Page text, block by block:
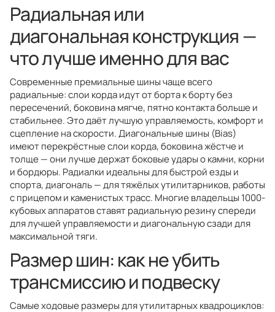
Радиальная или
диагональная конструкция —
что лучше именно для вас
Современные премиальные шины чаще всего
радиальные: слои корда идут от борта к борту без
пересечений, боковина мягче, пятно контакта больше и
стабильнее. Это даёт лучшую управляемость, комфорт и
сцепление на скорости. Диагональные шины (Bias)
имеют перекрёстные слои корда, боковина жёстче и
толще — они лучше держат боковые удары о камни, корни
и бордюры. Радиалки идеальны для быстрой езды и
спорта, диагональ — для тяжёлых утилитарников, работы
с прицепом и каменистых трасс. Многие владельцы 1000-
кубовых аппаратов ставят радиальную резину спереди
для лучшей управляемости и диагональную сзади для
максимальной тяги.
Размер шин: как не убить
трансмиссию и подвеску
Самые ходовые размеры для утилитарных квадроциклов: